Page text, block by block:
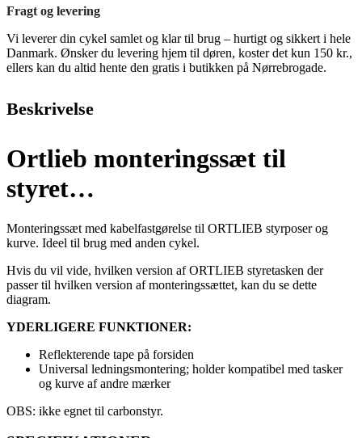
Fragt og levering
Vi leverer din cykel samlet og klar til brug – hurtigt og sikkert i hele
Danmark. Ønsker du levering hjem til døren, koster det kun 150 kr.,
ellers kan du altid hente den gratis i butikken på Nørrebrogade.
Beskrivelse
Ortlieb monteringssæt til
styret…
Monteringssæt med kabelfastgørelse til ORTLIEB styrposer og
kurve. Ideel til brug med anden cykel.
Hvis du vil vide, hvilken version af ORTLIEB styretasken der
passer til hvilken version af monteringssættet, kan du se dette
diagram.
YDERLIGERE FUNKTIONER:
Reflekterende tape på forsiden
Universal ledningsmontering; holder kompatibel med tasker
og kurve af andre mærker
OBS: ikke egnet til carbonstyr.